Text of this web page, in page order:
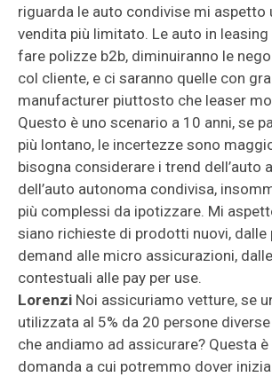
riguarda le auto condivise mi aspetto
vendita più limitato. Le auto in
fare polizze b2b, diminuiranno le
col cliente, e ci saranno quelle con
manufacturer piuttosto che leaser
Questo è uno scenario a 10 anni, se
più lontano, le incertezze sono
bisogna considerare i trend dell’auto
dell’auto autonoma condivisa,
più complessi da ipotizzare. Mi
siano richieste di prodotti nuovi, dalle
demand alle micro assicurazioni,
contestuali alle pay per use.
Lorenzi Noi assicuriamo vetture, se
utilizzata al 5% da 20 persone
che andiamo ad assicurare? Questa
domanda a cui potremmo dover